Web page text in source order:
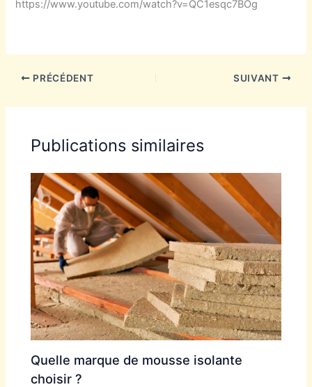
https://www.youtube.com/watch?v=QC1esqc7BOg
PRÉCÉDENT SUIVANT
Publications similaires
Quelle marque de mousse isolante
choisir ?